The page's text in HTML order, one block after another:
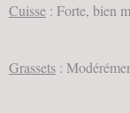
Cuisse : Forte, bien
Grassets :